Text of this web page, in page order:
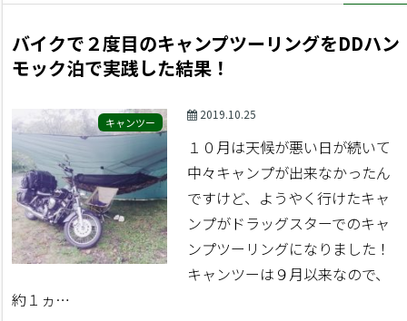
バイクで２度目のキャンプツーリングをDDハン
モック泊で実践した結果！
キャンツー
2019.10.25
１０月は天候が悪い日が続いて
中々キャンプが出来なかったん
ですけど、ようやく行けたキャ
ンプがドラッグスターでのキャ
ンプツーリングになりました！
キャンツーは９月以来なので、
約１ヵ…